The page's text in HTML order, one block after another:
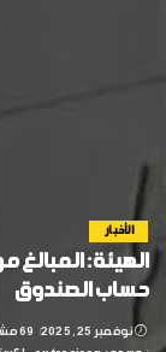
الأخبار
الهيئة:
حساب الصندوق
نوفمبر 25, 2025
69 مشاهدة